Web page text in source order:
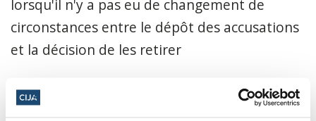
lorsqu'il n'y a pas eu de changement de
circonstances entre le dépôt des accusations
et la décision de les retirer
le refus de reconnaître les motivations
fondées sur les préjugés, les préjugés ou la